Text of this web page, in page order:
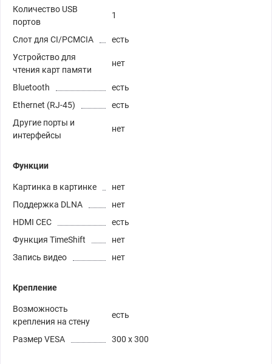
Количество USB
портов
1
Слот для CI/PCMCIA
есть
Устройство для
чтения карт памяти
нет
Bluetooth
есть
Ethernet (RJ-45)
есть
Другие порты и
интерфейсы
нет
Функции
Картинка в картинке
нет
Поддержка DLNA
нет
HDMI CEC
есть
Функция TimeShift
нет
Запись видео
нет
Крепление
Возможность
крепления на стену
есть
Размер VESA 300 x 300